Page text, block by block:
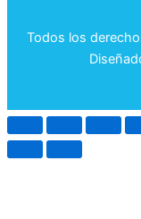
Todos los